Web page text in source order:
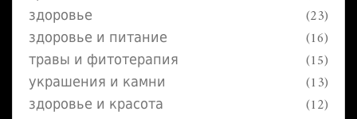
здоровье (23)
здоровье и питание (16)
травы и фитотерапия (15)
украшения и камни (13)
здоровье и красота (12)